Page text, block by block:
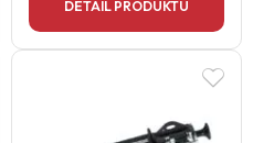
DETAIL PRODUKTU